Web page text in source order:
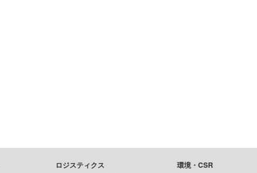
ロジスティクス 環境・CSR